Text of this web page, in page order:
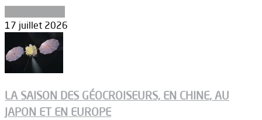
17 juillet 2026
LA SAISON DES GÉOCROISEURS, EN CHINE, AU
JAPON ET EN EUROPE